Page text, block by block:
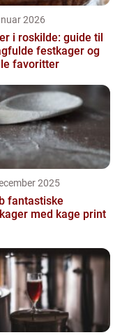
2026
i roskilde: guide til
festkager og
favoritter
2025
fantastiske
med kage print